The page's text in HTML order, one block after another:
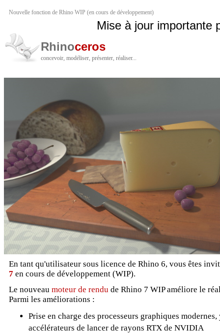
Nouvelle fonction de Rhino WIP (en cours de développement)
Mise à jour importante
Rhinoceros
concevoir, modéliser, présenter, réaliser...
En tant qu'utilisateur sous licence de Rhino 6, vous êtes
7 en cours de développement (WIP).
Le nouveau moteur de rendu de Rhino 7 WIP améliore le
Parmi les améliorations :
Prise en charge des processeurs graphiques
accélérateurs de lancer de rayons RTX de NVIDIA